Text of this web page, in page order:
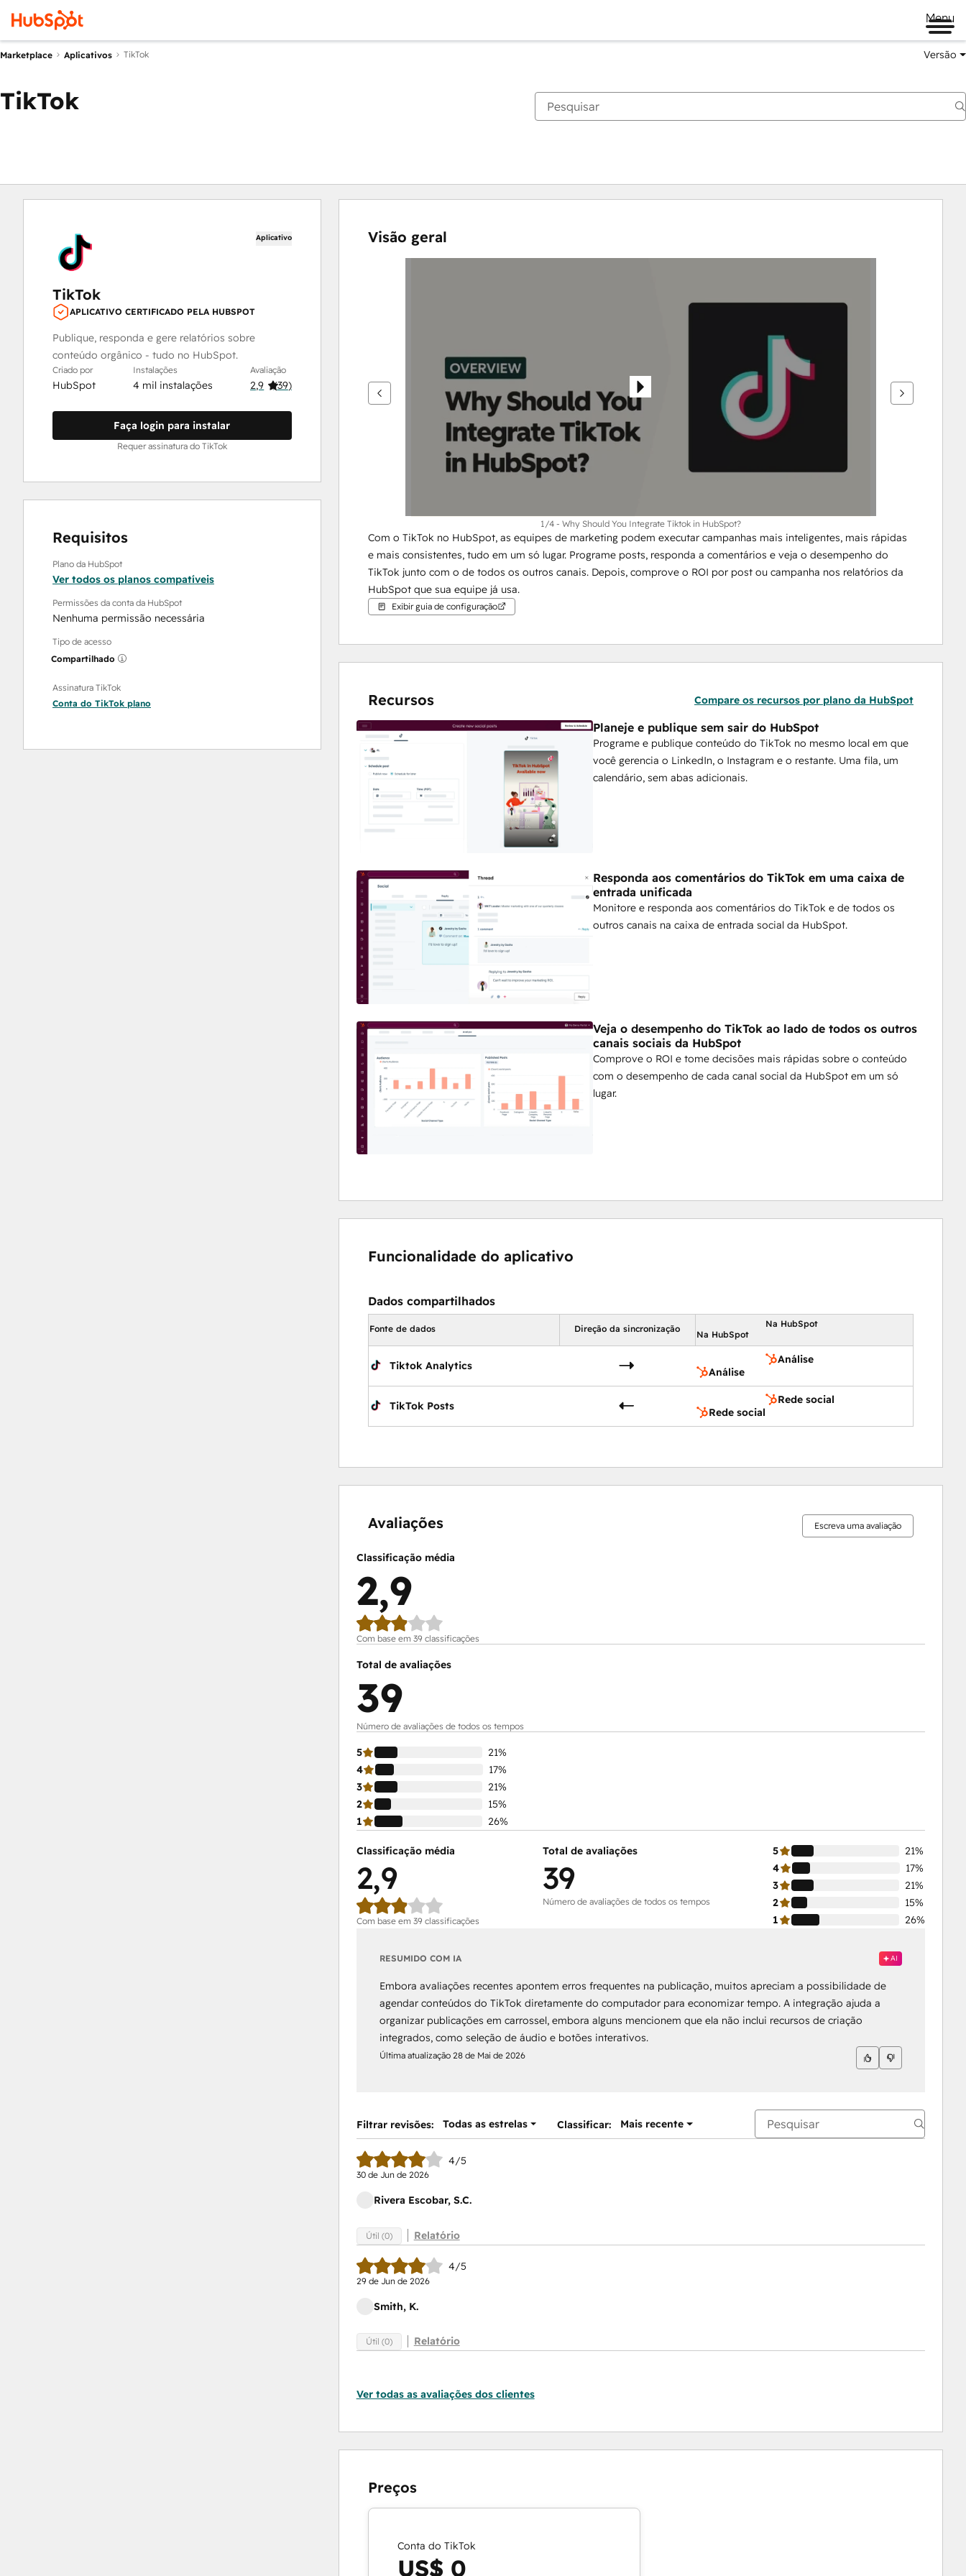
Menu
Marketplace Aplicativos TikTok Versão
TikTok
Aplicativo
TikTok
APLICATIVO CERTIFICADO PELA HUBSPOT
Publique, responda e gere relatórios sobre
conteúdo orgânico - tudo no HubSpot.
Criado por
HubSpot
Instalações
4 mil instalações
Avaliação
2,9 (39)
Faça login para instalar
Requer assinatura do TikTok
Requisitos
Plano da HubSpot
Ver todos os planos compatíveis
Permissões da conta da HubSpot
Nenhuma permissão necessária
Tipo de acesso
Compartilhado
Assinatura TikTok
Conta do TikTok plano
Visão geral
1/4 - Why Should You Integrate Tiktok in HubSpot?
Com o TikTok no HubSpot, as equipes de marketing podem executar campanhas mais inteligentes, mais rápidas
e mais consistentes, tudo em um só lugar. Programe posts, responda a comentários e veja o desempenho do
TikTok junto com o de todos os outros canais. Depois, comprove o ROI por post ou campanha nos relatórios da
HubSpot que sua equipe já usa.
Exibir guia de configuração
Recursos Compare os recursos por plano da HubSpot
Planeje e publique sem sair do HubSpot
Programe e publique conteúdo do TikTok no mesmo local em que
você gerencia o LinkedIn, o Instagram e o restante. Uma fila, um
calendário, sem abas adicionais.
Responda aos comentários do TikTok em uma caixa de
entrada unificada
Monitore e responda aos comentários do TikTok e de todos os
outros canais na caixa de entrada social da HubSpot.
Veja o desempenho do TikTok ao lado de todos os outros
canais sociais da HubSpot
Comprove o ROI e tome decisões mais rápidas sobre o conteúdo
com o desempenho de cada canal social da HubSpot em um só
lugar.
Funcionalidade do aplicativo
Dados compartilhados
Fonte de dados Direção da sincronização
Na HubSpot
Na HubSpot
Tiktok Analytics
Análise
Análise
TikTok Posts
Rede social
Rede social
Avaliações Escreva uma avaliação
Classificação média
2,9
Com base em 39 classificações
Total de avaliações
39
Número de avaliações de todos os tempos
5
21%
4
17%
3
21%
2
15%
1
26%
Classificação média
2,9
Com base em 39 classificações
Total de avaliações
39
Número de avaliações de todos os tempos
5
21%
4
17%
3
21%
2
15%
1
26%
RESUMIDO COM IA AI
Embora avaliações recentes apontem erros frequentes na publicação, muitos apreciam a possibilidade de
agendar conteúdos do TikTok diretamente do computador para economizar tempo. A integração ajuda a
organizar publicações em carrossel, embora alguns mencionem que ela não inclui recursos de criação
integrados, como seleção de áudio e botões interativos.
Última atualização 28 de Mai de 2026
Filtrar revisões: Todas as estrelas Classificar: Mais recente
4/5
30 de Jun de 2026
Rivera Escobar, S.C.
Útil (0) Relatório
4/5
29 de Jun de 2026
Smith, K.
Útil (0) Relatório
Ver todas as avaliações dos clientes
Preços
Conta do TikTok
US$ 0